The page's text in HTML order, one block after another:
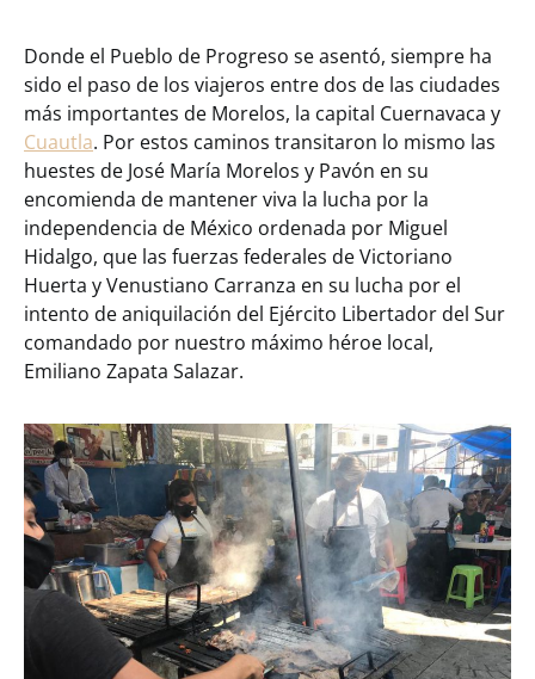
Donde el Pueblo de Progreso se asentó, siempre ha
sido el paso de los viajeros entre dos de las ciudades
más importantes de Morelos, la capital Cuernavaca y
Cuautla. Por estos caminos transitaron lo mismo las
huestes de José María Morelos y Pavón en su
encomienda de mantener viva la lucha por la
independencia de México ordenada por Miguel
Hidalgo, que las fuerzas federales de Victoriano
Huerta y Venustiano Carranza en su lucha por el
intento de aniquilación del Ejército Libertador del Sur
comandado por nuestro máximo héroe local,
Emiliano Zapata Salazar.